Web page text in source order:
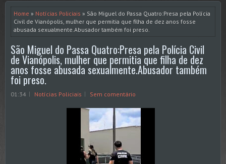
Home » Notícias Policiais » São Miguel do Passa Quatro:Presa pela Polícia
Civil de Vianópolis, mulher que permitia que filha de dez anos fosse
abusada sexualmente.Abusador também foi preso.
São Miguel do Passa Quatro:Presa pela Polícia Civil
de Vianópolis, mulher que permitia que filha de dez
anos fosse abusada sexualmente.Abusador também
foi preso.
01:34 Notícias Policiais Sem comentário